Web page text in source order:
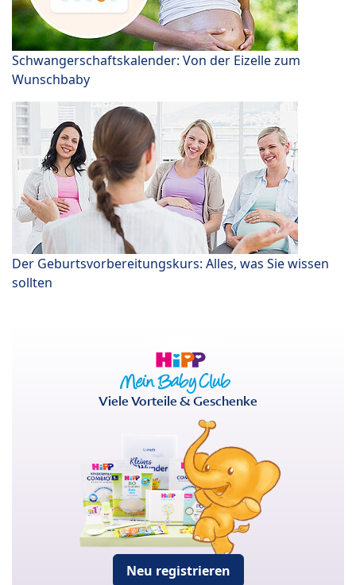
Schwangerschaftskalender: Von der Eizelle zum
Wunschbaby
Der Geburtsvorbereitungskurs: Alles, was Sie wissen
sollten
Viele Vorteile & Geschenke
Neu registrieren